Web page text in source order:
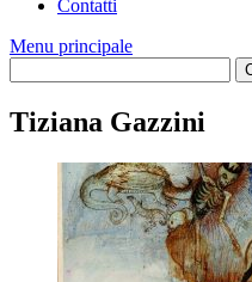
Contatti
Menu principale
Tiziana Gazzini